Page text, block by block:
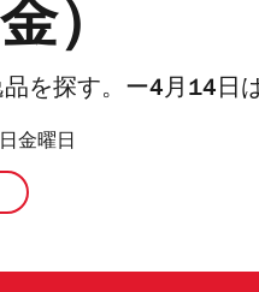
）
を探す。ー4月14日
金曜日